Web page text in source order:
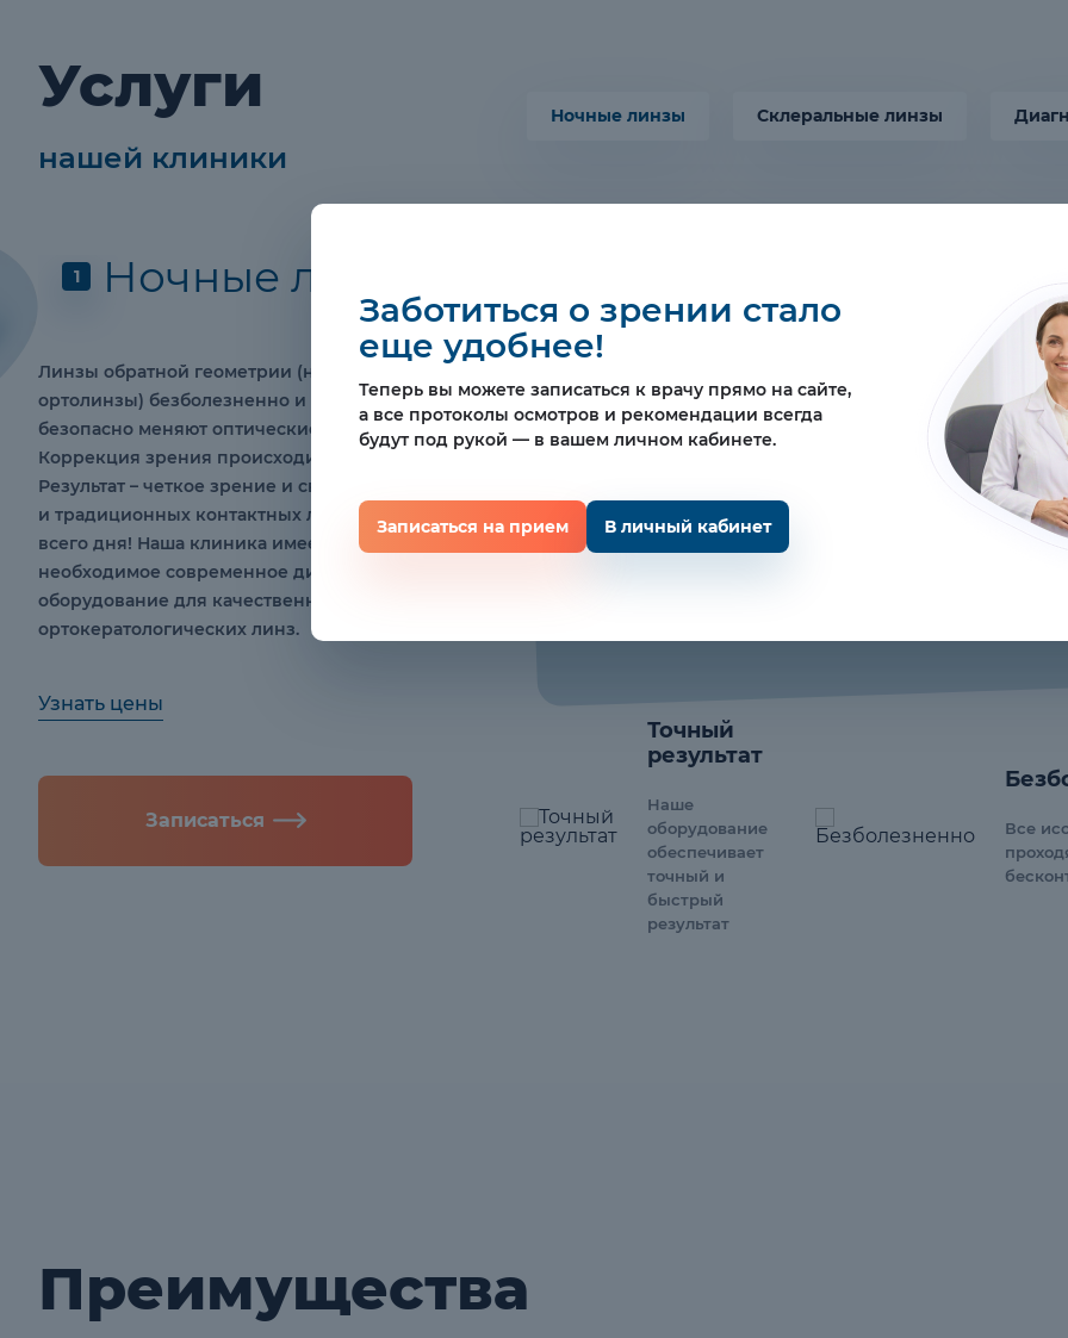
Услуги
нашей клиники
1 Ночные линзы
Линзы обратной геометрии (ночные линзы,
ортолинзы) безболезненно и абсолютно
безопасно меняют оптические свойства глаза.
Коррекция зрения происходит во время сна.
Результат – четкое зрение и свобода от очков
и традиционных контактных линз в течение
всего дня! Наша клиника имеет все
необходимое современное диагностическое
оборудование для качественного подбора
ортокератологических линз.
Узнать цены
Записаться
Точный
результат
Наше
оборудование
обеспечивает
точный и
быстрый
результат
Все
Преимущества
Заботиться о зрении стало
еще удобнее!
Теперь вы можете записаться к врачу прямо на сайте,
а все протоколы осмотров и рекомендации всегда
будут под рукой — в вашем личном кабинете.
Записаться на прием В личный кабинет